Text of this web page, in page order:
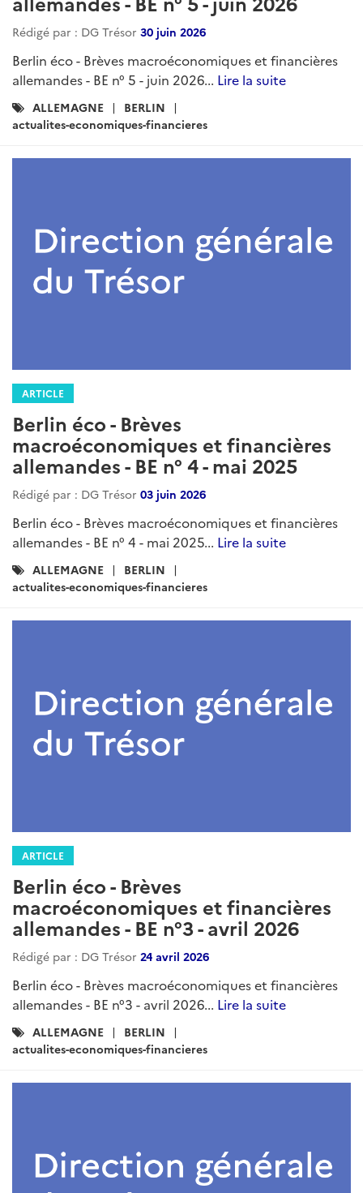
Rédigé par : DG Trésor 30 juin 2026
Berlin éco - Brèves macroéconomiques et financières
allemandes - BE n° 5 - juin 2026... Lire la suite
Catégories
:
ALLEMAGNE
BERLIN
actualites-economiques-financieres
ARTICLE
Berlin éco - Brèves
macroéconomiques et financières
allemandes - BE n° 4 - mai 2025
Rédigé par : DG Trésor 03 juin 2026
Berlin éco - Brèves macroéconomiques et financières
allemandes - BE n° 4 - mai 2025... Lire la suite
Catégories
:
ALLEMAGNE
BERLIN
actualites-economiques-financieres
ARTICLE
Berlin éco - Brèves
macroéconomiques et financières
allemandes - BE n°3 - avril 2026
Rédigé par : DG Trésor 24 avril 2026
Berlin éco - Brèves macroéconomiques et financières
allemandes - BE n°3 - avril 2026... Lire la suite
Catégories
:
ALLEMAGNE
BERLIN
actualites-economiques-financieres